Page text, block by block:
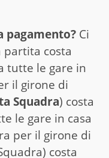
pagamento? Ci
partita costa
tutte le gare in
il girone di
Squadra) costa
le gare in casa
per il girone di
costa